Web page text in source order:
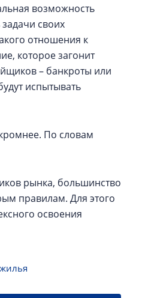
возможность
своих
отношения к
которое загонит
– банкроты или
испытывать
По словам
рынка, большинство
правилам. Для этого
освоения